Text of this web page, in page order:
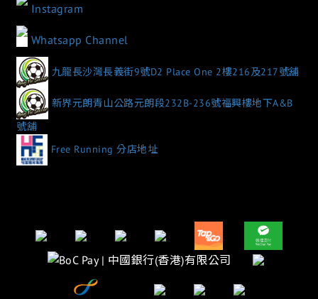
Instagram
Whatsapp Channel
九龍長沙灣長義街9號D2 Place One 2樓216及217號舖
新界元朗青山公路元朗段232B-236號福興樓地下A&B
號舖
Free Running 分店地址